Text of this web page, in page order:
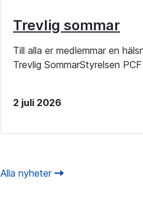
Trevlig sommar
Till alla er medlemmar en
Trevlig SommarStyrelsen
2 juli 2026
Alla nyheter